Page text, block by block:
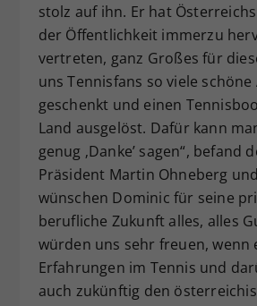
stolz auf ihn. Er hat
der Öffentlichkeit immerzu
vertreten, ganz Großes für
uns Tennisfans so viele schöne
geschenkt und einen
Land ausgelöst. Dafür kann
genug ‚Danke’ sagen“, befand
Präsident Martin Ohneberg
wünschen Dominic für seine
berufliche Zukunft alles, alles
würden uns sehr freuen, wenn
Erfahrungen im Tennis und
auch zukünftig den